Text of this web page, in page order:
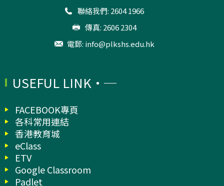
聯絡我們: 2604 1966
傳真: 2606 2304
電郵: info@plkshs.edu.hk
USEFUL LINK
FACEBOOK專頁
各科常用連結
香港教育城
eClass
ETV
Google Classroom
Padlet